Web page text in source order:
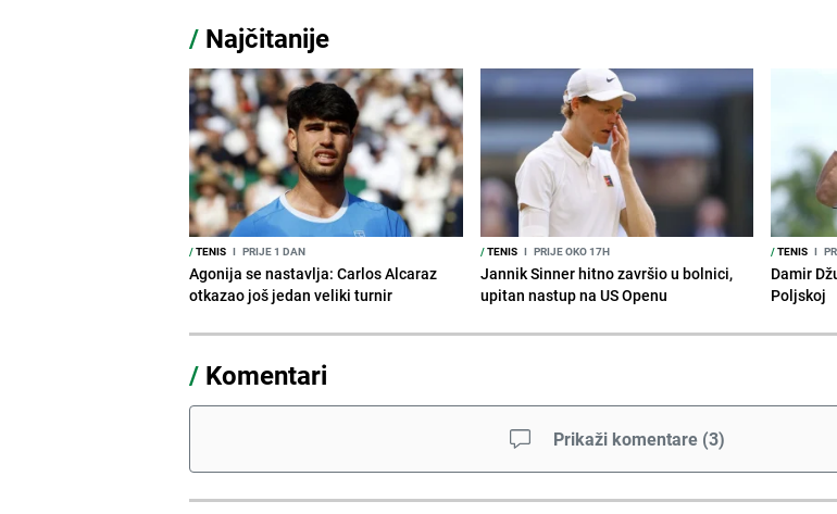
/ Najčitanije
/TENIS I PRIJE 1 DAN
Agonija se nastavlja: Carlos Alcaraz
otkazao još jedan veliki turnir
/TENIS I PRIJE OKO 17H
Jannik Sinner hitno završio u bolnici,
upitan nastup na US Openu
/TENIS I
Damir
Poljskoj
/ Komentari
Prikaži komentare (3)